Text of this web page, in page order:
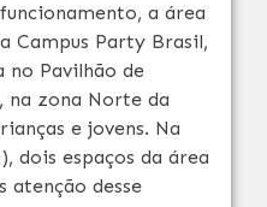
a área
Campus Party Brasil,
no Pavilhão de
na zona Norte da
e jovens. Na
dois espaços da área
atenção desse